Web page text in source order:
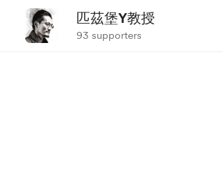
匹茲堡Y教授
93 supporters